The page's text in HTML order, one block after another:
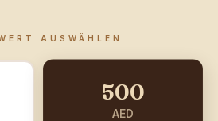
AUSWÄHLEN
500
AED